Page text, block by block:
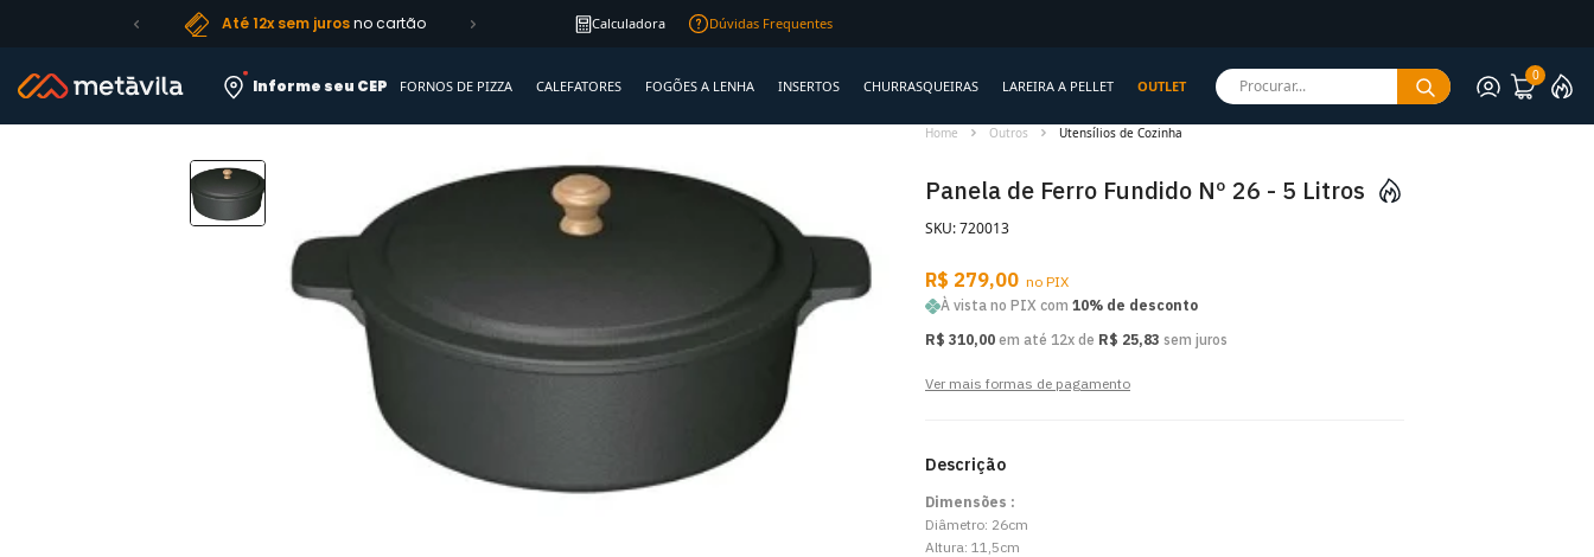
Até 12x sem juros no cartão Frete R$ 99para RS, SC e PR
Calculadora Dúvidas Frequentes
Informe seu CEP FORNOS DE PIZZA CALEFATORES FOGÕES A LENHA INSERTOS CHURRASQUEIRAS LAREIRA A PELLET OUTLET Procurar...
0
Home Outros Utensílios de Cozinha
Panela de Ferro Fundido Nº 26 - 5 Litros
SKU: 720013
R$ 279,00 no PIX
À vista no PIX com 10% de desconto
R$ 310,00 em até 12x de R$ 25,83 sem juros
Ver mais formas de pagamento
Descrição
Dimensões :
Diâmetro: 26cm
Altura: 11,5cm